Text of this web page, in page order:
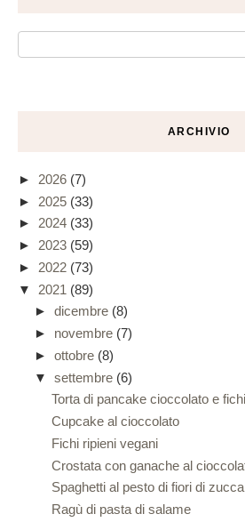
ARCHIVIO
► 2026 (7)
► 2025 (33)
► 2024 (33)
► 2023 (59)
► 2022 (73)
▼ 2021 (89)
► dicembre (8)
► novembre (7)
► ottobre (8)
▼ settembre (6)
Torta di pancake cioccolato e fichi
Cupcake al cioccolato
Fichi ripieni vegani
Crostata con ganache al
Spaghetti al pesto di fiori di
Ragù di pasta di salame